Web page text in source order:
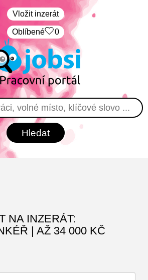
Vložit inzerát
Oblíbené 0
NA INZERÁT:
| AŽ 34 000 KČ